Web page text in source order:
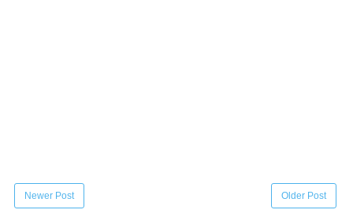
Newer Post Older Post